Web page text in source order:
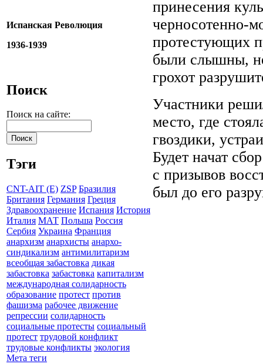
Испанская Революция
1936-1939
Поиск
Поиск на сайте:
Тэги
CNT-AIT (E) ZSP Бразилия
Британия Германия Греция
Здравоохранение Испания История
Италия МАТ Польша Россия
Сербия Украина Франция
анархизм анархисты анархо-
синдикализм антимилитаризм
всеобщая забастовка дикая
забастовка забастовка капитализм
международная солидарность
образование протест против
фашизма рабочее движение
репрессии солидарность
социальные протесты социальный
протест трудовой конфликт
трудовые конфликты экология
Мета теги
принесения
черносотенно-
протестующих
были слышны,
грохот
Участники
место, где
гвоздики,
Будет начат
с призывов
был до его